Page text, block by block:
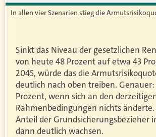
In allen vier Szenarien stieg die
Sinkt das Niveau der gesetzlichen
von heute 48 Prozent auf etwa 43
2045, würde das die
deutlich nach oben treiben.
Prozent, wenn sich an den
Rahmenbedingungen nichts
Anteil der Grundsicherungsbezieher
dann deutlich wachsen.